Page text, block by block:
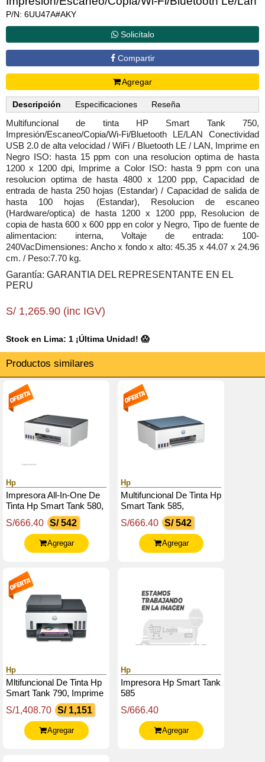
P/N: 6UU47A#AKY
Solicítalo
Compartir
Agregar
Descripción Especificaciones Reseña
Multifuncional de tinta HP Smart Tank 750,
Impresión/Escaneo/Copia/Wi-Fi/Bluetooth LE/LAN Conectividad
USB 2.0 de alta velocidad / WiFi / Bluetooth LE / LAN, Imprime en
Negro ISO: hasta 15 ppm con una resolucion optima de hasta
1200 x 1200 dpi, Imprime a Color ISO: hasta 9 ppm con una
resolucion optima de hasta 4800 x 1200 ppp, Capacidad de
entrada de hasta 250 hojas (Estandar) / Capacidad de salida de
hasta 100 hojas (Estandar), Resolucion de escaneo
(Hardware/optica) de hasta 1200 x 1200 ppp, Resolucion de
copia de hasta 600 x 600 ppp en color y Negro, Tipo de fuente de
alimentacion: interna, Voltaje de entrada: 100-
240VacDimensiones: Ancho x fondo x alto: 45.35 x 44.07 x 24.96
cm. / Peso:7.70 kg.
Garantía: GARANTIA DEL REPRESENTANTE EN EL
PERU
S/ 1,265.90 (inc IGV)
Stock en Lima: 1 ¡Última Unidad! 😱
Productos similares
Hp
Impresora All-In-One De
Tinta Hp Smart Tank 580,
Imprime, Escanea, Copia
/ Wi-Fi / Bt / Usb 2.0
S/666.40 S/ 542
Agregar
Hp
Multifuncional De Tinta Hp
Smart Tank 585,
Impresión / Escaneo /
Copia / Wi-Fi / Bluetooth
Le / Usb
S/666.40 S/ 542
Agregar
Hp
Mltifuncional De Tinta Hp
Smart Tank 790, Imprime
/ Escanea / Copia / Fax /
Wi-Fi / Usb / Ethernet
S/1,408.70 S/ 1,151
Agregar
Hp
Impresora Hp Smart Tank
585
S/666.40
Agregar